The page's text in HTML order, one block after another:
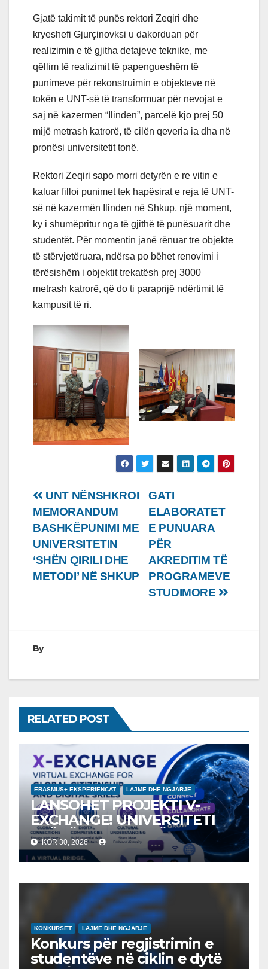
Gjatë takimit të punës rektori Zeqiri dhe
kryeshefi Gjurçinovksi u dakorduan për
realizimin e të gjitha detajeve teknike, me
qëllim të realizimit të papengueshëm të
punimeve për rekonstruimin e objekteve në
tokën e UNT-së të transformuar për nevojat e
saj në kazermen “Ilinden”, parcelë kjo prej 50
mijë metrash katrorë, të cilën qeveria ia dha në
pronësi universitetit tonë.
Rektori Zeqiri sapo morri detyrën e re vitin e
kaluar filloi punimet tek hapësirat e reja të UNT-
së në kazermën Ilinden në Shkup, një moment,
ky i shumëpritur nga të gjithë të punësuarit dhe
studentët. Për momentin janë rënuar tre objekte
të stërvjetëruara, ndërsa po bëhet renovimi i
tërësishëm i objektit trekatësh prej 3000
metrash katrorë, që do ti paraprijë ndërtimit të
kampusit të ri.
Lëvizje
te
postimet
GATI
ELABORATET
E PUNUARA
PËR
AKREDITIM TË
PROGRAMEVE
STUDIMORE
UNT NËNSHKROI
MEMORANDUM
BASHKËPUNIMI ME
UNIVERSITETIN
‘SHËN QIRILI DHE
METODI’ NË SHKUP
By
RELATED POST
ERASMUS+ EKSPERIENCAT LAJME DHE NGJARJE
LANSOHET PROJEKTI V-
EXCHANGE! UNIVERSITETI
“NËNË TEREZA” NË SHKUP
UDHËHEQ NISMËN
NDËRKOMBËTARE PËR
EDUKIMIN DIGJITAL DHE
QYTETARINË GLOBALE
KOR 30, 2026
KONKURSET LAJME DHE NGJARJE
Konkurs për regjistrimin e
studentëve në ciklin e dytë